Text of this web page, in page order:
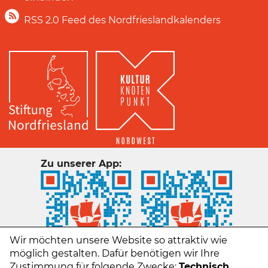
RSS 2.0 Feed des Nordfrieslandkalenders
Zu unserer App:
Wir möchten unsere Website so attraktiv wie
möglich gestalten. Dafür benötigen wir Ihre